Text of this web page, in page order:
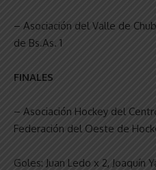
– Asociación del Valle de
de Bs.As. 1
FINALES
– Asociación Hockey del
Federación del Oeste de
Goles: Juan Ledo x 2, Joaquín